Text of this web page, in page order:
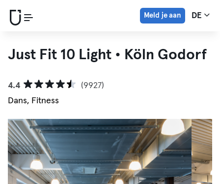
Meld je aan DE
Just Fit 10 Light • Köln Godorf
4.4
(9927)
Dans, Fitness